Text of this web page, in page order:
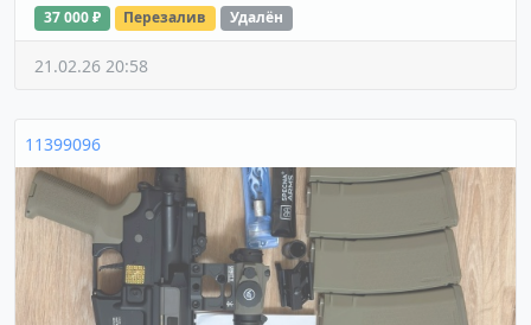
37 000 ₽ Перезалив Удалён
21.02.26 20:58
11399096